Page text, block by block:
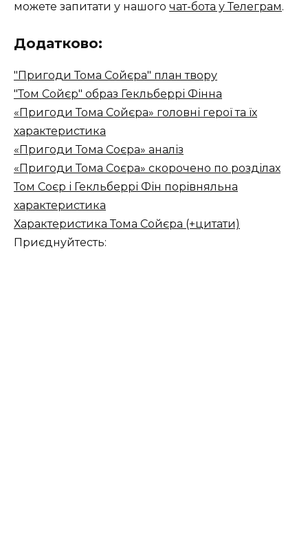
можете запитати у нашого чат-бота у Телеграм.
Додатково:
"Пригоди Тома Сойєра" план твору
"Том Сойєр" образ Гекльберрі Фінна
«Пригоди Тома Сойєра» головні герої та їх
характеристика
«Пригоди Тома Соєра» аналіз
«Пригоди Тома Соєра» скорочено по розділах
Том Соєр і Гекльберрі Фін порівняльна
характеристика
Характеристика Тома Сойєра (+цитати)
Приєднуйтесть: